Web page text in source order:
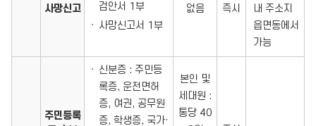
사망신고
검안서 1부
사망신고서 1부
없음 즉시
내 주소지
읍면동에서
가능
주민등록
신분증 : 주민등
록증, 운전면허
증, 여권, 공무원
증, 학생증, 국가·
본인 및
세대원 :
통당 40